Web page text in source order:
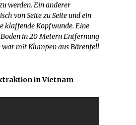
werden. Ein anderer
von Seite zu Seite und ein
klaffende Kopfwunde. Eine
in 20 Metern Entfernung
war mit Klumpen aus Bärenfell
in Vietnam